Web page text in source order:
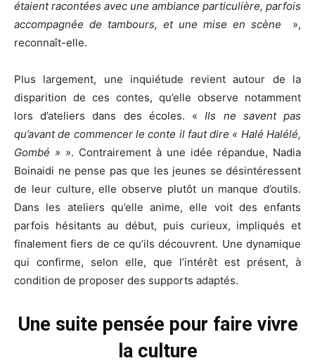
étaient racontées avec une ambiance particulière, parfois
accompagnée de tambours, et une mise en scène »,
reconnaît-elle.
Plus largement, une inquiétude revient autour de la
disparition de ces contes, qu’elle observe notamment
lors d’ateliers dans des écoles. «Ils ne savent pas
qu’avant de commencer le conte il faut dire « Halé Halélé,
Gombé » ». Contrairement à une idée répandue, Nadia
Boinaidi ne pense pas que les jeunes se désintéressent
de leur culture, elle observe plutôt un manque d’outils.
Dans les ateliers qu’elle anime, elle voit des enfants
parfois hésitants au début, puis curieux, impliqués et
finalement fiers de ce qu’ils découvrent. Une dynamique
qui confirme, selon elle, que l’intérêt est présent, à
condition de proposer des supports adaptés.
Une suite pensée pour faire vivre
la culture